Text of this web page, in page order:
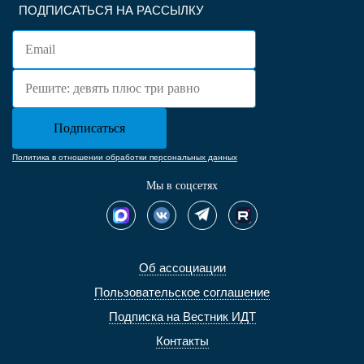
Об ассоциации
Пользовательское соглашение
Подписка на Вестник ИДТ
Контакты
ПОДПИСАТЬСЯ НА РАССЫЛКУ
Политика в отношении обработки персональных данных
Мы в соцсетях